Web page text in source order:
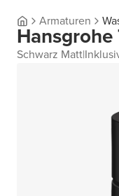
Armaturen
Hansgrohe
Schwarz Matt|